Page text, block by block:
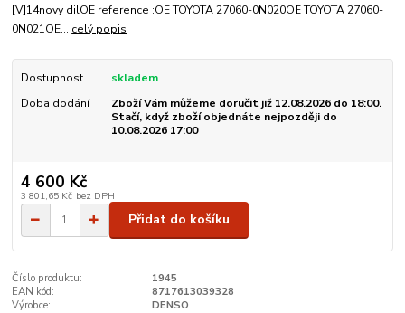
[V]14novy dilOE reference :OE TOYOTA 27060-0N020OE TOYOTA 27060-
0N021OE... celý popis
Dostupnost
skladem
Doba dodání
Zboží Vám můžeme doručit již 12.08.2026 do 18:00.
Stačí, když zboží objednáte nejpozději do
10.08.2026 17:00
4 600 Kč
3 801,65 Kč bez DPH
Přidat do košíku
Číslo produktu:
1945
EAN kód:
8717613039328
Výrobce:
DENSO